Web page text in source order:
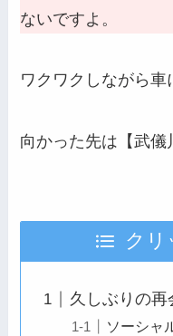
ないですよ。
ワクワクしながら車
向かった先は【武儀
クリ
久しぶりの再
ソーシャ